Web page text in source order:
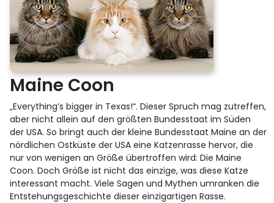
Maine Coon
„Everything’s bigger in Texas!“. Dieser Spruch mag zutreffen,
aber nicht allein auf den größten Bundesstaat im Süden
der USA. So bringt auch der kleine Bundesstaat Maine an der
nördlichen Ostküste der USA eine Katzenrasse hervor, die
nur von wenigen an Größe übertroffen wird: Die Maine
Coon. Doch Größe ist nicht das einzige, was diese Katze
interessant macht. Viele Sagen und Mythen umranken die
Entstehungsgeschichte dieser einzigartigen Rasse.